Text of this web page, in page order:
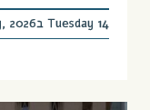
Tuesday 14 בJuly, 2026